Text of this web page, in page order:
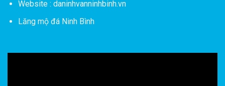
Website : daninhvanninhbinh.vn
Lăng mộ đá Ninh Bình